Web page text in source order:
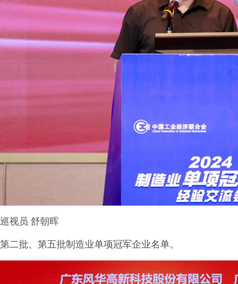
视员 舒朝晖
批、第五批制造业单项冠军企业名单。